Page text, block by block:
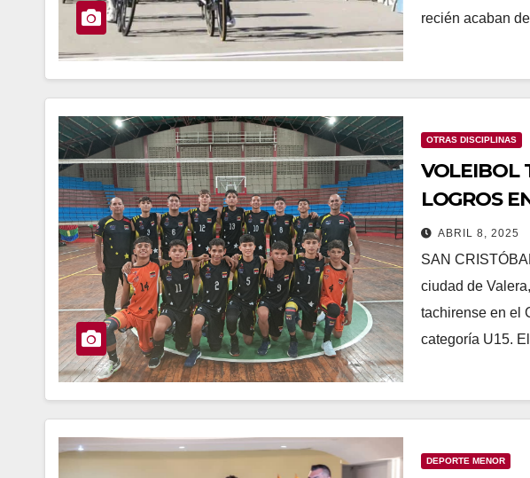
recién acaban
OTRAS DISCIPLINAS
VOLEIBOL
LOGROS
ABRIL 8, 2025
SAN
ciudad de
tachirense en el
categoría U15.
DEPORTE MENOR